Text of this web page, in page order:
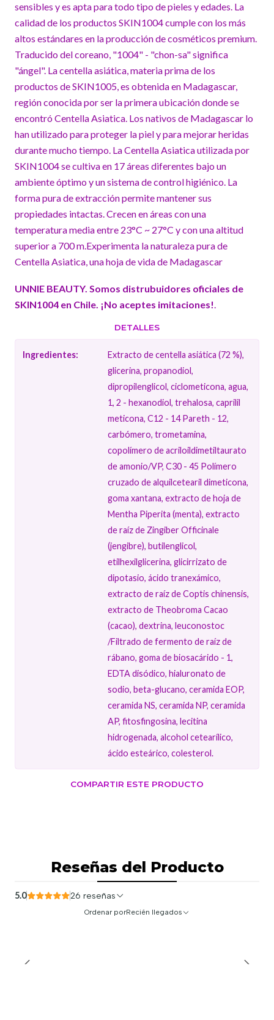
sensibles y es apta para todo tipo de pieles y edades. La
calidad de los productos SKIN1004 cumple con los más
altos estándares en la producción de cosméticos premium.
Traducido del coreano, "1004" - "chon-sa" significa
"ángel". La centella asiática, materia prima de los
productos de SKIN1005, es obtenida en Madagascar,
región conocida por ser la primera ubicación donde se
encontró Centella Asiatica. Los nativos de Madagascar lo
han utilizado para proteger la piel y para mejorar heridas
durante mucho tiempo. La Centella Asiatica utilizada por
SKIN1004 se cultiva en 17 áreas diferentes bajo un
ambiente óptimo y un sistema de control higiénico. La
forma pura de extracción permite mantener sus
propiedades intactas. Crecen en áreas con una
temperatura media entre 23°C ~ 27°C y con una altitud
superior a 700 m.Experimenta la naturaleza pura de
Centella Asiatica, una hoja de vida de Madagascar
UNNIE BEAUTY. Somos distrubuidores oficiales de
SKIN1004 en Chile. ¡No aceptes imitaciones!.
DETALLES
Ingredientes:
Extracto de centella asiática (72 %),
glicerina, propanodiol,
dipropilenglicol, ciclometicona, agua,
1, 2 - hexanodiol, trehalosa, caprilil
meticona, C12 - 14 Pareth - 12,
carbómero, trometamina,
copolímero de acriloildimetiltaurato
de amonio/VP, C30 - 45 Polímero
cruzado de alquilcetearil dimeticona,
goma xantana, extracto de hoja de
Mentha Piperita (menta), extracto
de raíz de Zingiber Officinale
(jengibre), butilenglicol,
etilhexilglicerina, glicirrizato de
dipotasio, ácido tranexámico,
extracto de raíz de Coptis chinensis,
extracto de Theobroma Cacao
(cacao), dextrina, leuconostoc
/Filtrado de fermento de raíz de
rábano, goma de biosacárido - 1,
EDTA disódico, hialuronato de
sodio, beta-glucano, ceramida EOP,
ceramida NS, ceramida NP, ceramida
AP, fitosfingosina, lecitina
hidrogenada, alcohol cetearílico,
ácido esteárico, colesterol.
COMPARTIR ESTE PRODUCTO
Reseñas del Producto
5.0 26 reseñas
Ordenar porRecién llegados